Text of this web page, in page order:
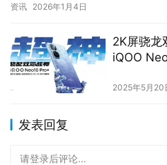
资讯 2026年1月4日
2K屏骁龙
iQOO
2025年5月20
发表回复
请登录后评论...